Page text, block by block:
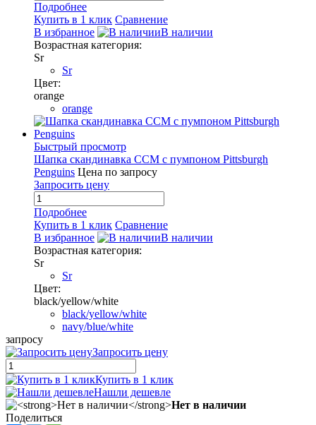
Подробнее
Купить в 1 клик Сравнение
В избранное
В наличии
Возрастная категория:
Sr
Sr
Цвет:
orange
orange
Быстрый просмотр
Шапка скандинавка CCM с пумпоном Pittsburgh
Penguins Цена по запросу
Запросить цену
Подробнее
Купить в 1 клик Сравнение
В избранное
В наличии
Возрастная категория:
Sr
Sr
Цвет:
black/yellow/white
black/yellow/white
navy/blue/white
запросу
Запросить цену
Купить в 1 клик
Нашли дешевле
Нет в наличии
Поделиться